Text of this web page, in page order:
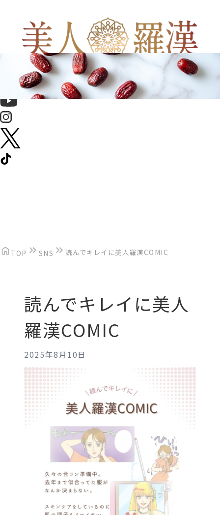
美人羅漢とは
会社概要
お客様の声
モニター募集
お問い合わせ
定期便コースご解約フォーム
FOLLOW US
TOP SNS 読んでキレイに美人羅漢COMIC
読んでキレイに美人
羅漢COMIC
2025年8月10日